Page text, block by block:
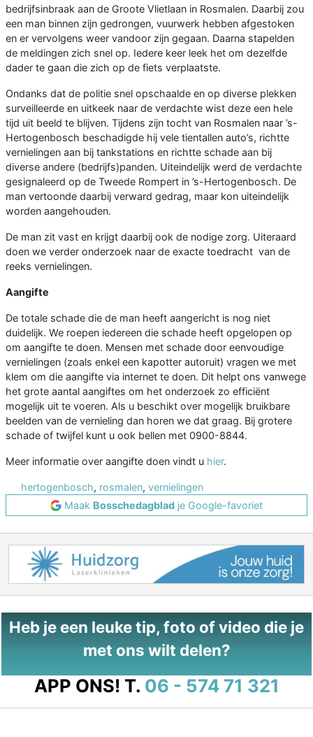
bedrijfsinbraak aan de Groote Vlietlaan in Rosmalen. Daarbij zou
een man binnen zijn gedrongen, vuurwerk hebben afgestoken
en er vervolgens weer vandoor zijn gegaan. Daarna stapelden
de meldingen zich snel op. Iedere keer leek het om dezelfde
dader te gaan die zich op de fiets verplaatste.
Ondanks dat de politie snel opschaalde en op diverse plekken
surveilleerde en uitkeek naar de verdachte wist deze een hele
tijd uit beeld te blijven. Tijdens zijn tocht van Rosmalen naar ’s-
Hertogenbosch beschadigde hij vele tientallen auto’s, richtte
vernielingen aan bij tankstations en richtte schade aan bij
diverse andere (bedrijfs)panden. Uiteindelijk werd de verdachte
gesignaleerd op de Tweede Rompert in ’s-Hertogenbosch. De
man vertoonde daarbij verward gedrag, maar kon uiteindelijk
worden aangehouden.
De man zit vast en krijgt daarbij ook de nodige zorg. Uiteraard
doen we verder onderzoek naar de exacte toedracht van de
reeks vernielingen.
Aangifte
De totale schade die de man heeft aangericht is nog niet
duidelijk. We roepen iedereen die schade heeft opgelopen op
om aangifte te doen. Mensen met schade door eenvoudige
vernielingen (zoals enkel een kapotter autoruit) vragen we met
klem om die aangifte via internet te doen. Dit helpt ons vanwege
het grote aantal aangiftes om het onderzoek zo efficiënt
mogelijk uit te voeren. Als u beschikt over mogelijk bruikbare
beelden van de vernieling dan horen we dat graag. Bij grotere
schade of twijfel kunt u ook bellen met 0900-8844.
Meer informatie over aangifte doen vindt u hier.
hertogenbosch, rosmalen, vernielingen
Maak Bosschedagblad je Google-favoriet
Heb je een leuke tip, foto of video die je
met ons wilt delen?
APP ONS! T. 06 - 574 71 321